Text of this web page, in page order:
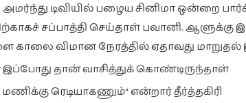
டிவியில் பழைய சினிமா ஒன்றை
சப்பாத்தி செய்தாள் பவானி. ஆளுக்கு
விமான நேரத்தில் ஏதாவது மாறுதல்
தான் வாசித்துக் கொண்டிருந்தாள்
ரெடியாகணும்“ என்றார் தீர்த்தகிரி